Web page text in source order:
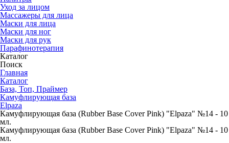
Уход за лицом
Массажеры для лица
Маски для лица
Маски для ног
Маски для рук
Парафино­терапия
Каталог
Поиск
Главная
Каталог
База, Топ, Праймер
Камуфлирующая база
Elpaza
Камуфлирующая база (Rubber Base Cover Pink) "Elpaza" №14 - 10
мл.
Камуфлирующая база (Rubber Base Cover Pink) "Elpaza" №14 - 10
мл.